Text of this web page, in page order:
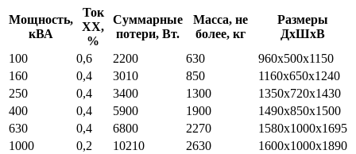
Мощность,
кВА
Ток
ХХ,
%
Суммарные
потери, Вт.
Масса, не
более, кг
Размеры
ДхШхВ
100
0,6 2200 630
960х500х1150
160
0,4 3010 850
1160х650х1240
250
0,4 3400 1300
1350х720х1430
400
0,4 5900 1900
1490х850х1500
630
0,4 6800 2270
1580х1000х1695
1000
0,2 10210 2630
1600х1000х1890